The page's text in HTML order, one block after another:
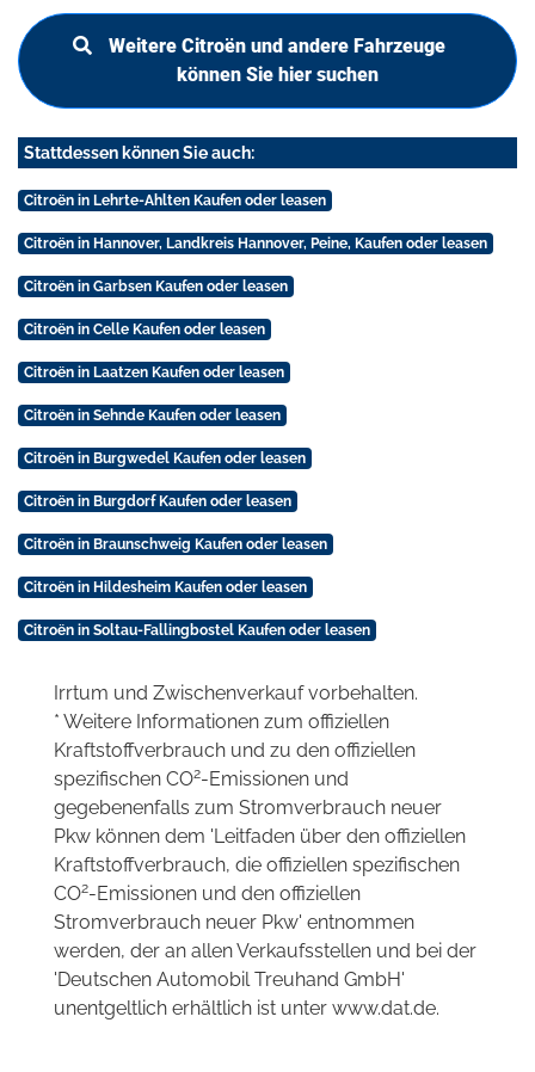
Weitere Citroën und andere Fahrzeuge
können Sie hier suchen
Stattdessen können Sie auch:
Citroën in Lehrte-Ahlten Kaufen oder leasen
Citroën in Hannover, Landkreis Hannover, Peine, Kaufen oder leasen
Citroën in Garbsen Kaufen oder leasen
Citroën in Celle Kaufen oder leasen
Citroën in Laatzen Kaufen oder leasen
Citroën in Sehnde Kaufen oder leasen
Citroën in Burgwedel Kaufen oder leasen
Citroën in Burgdorf Kaufen oder leasen
Citroën in Braunschweig Kaufen oder leasen
Citroën in Hildesheim Kaufen oder leasen
Citroën in Soltau-Fallingbostel Kaufen oder leasen
Irrtum und Zwischenverkauf vorbehalten.
* Weitere Informationen zum offiziellen
Kraftstoffverbrauch und zu den offiziellen
spezifischen CO2-Emissionen und
gegebenenfalls zum Stromverbrauch neuer
Pkw können dem 'Leitfaden über den offiziellen
Kraftstoffverbrauch, die offiziellen spezifischen
CO2-Emissionen und den offiziellen
Stromverbrauch neuer Pkw' entnommen
werden, der an allen Verkaufsstellen und bei der
'Deutschen Automobil Treuhand GmbH'
unentgeltlich erhältlich ist unter www.dat.de.